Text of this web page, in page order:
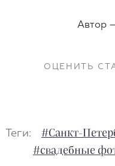
Автор
ОЦЕНИТЬ
Теги: #Санкт-
#свадебные